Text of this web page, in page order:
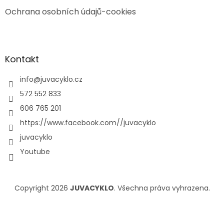
Ochrana osobních údajů-cookies
Kontakt
info@juvacyklo.cz
572 552 833
606 765 201
https://www.facebook.com//juvacyklo
juvacyklo
Youtube
Copyright 2026 JUVACYKLO. Všechna práva vyhrazena.